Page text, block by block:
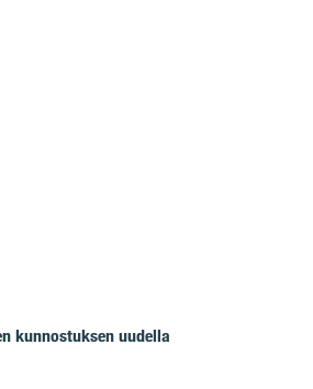
kunnostuksen uudella